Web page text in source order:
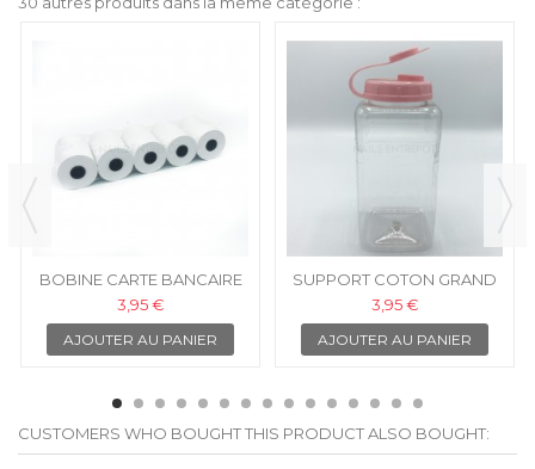
BOBINE CARTE BANCAIRE
3,95 €
AJOUTER AU PANIER
SUPPORT COTON GRAND
3,95 €
AJOUTER AU PANIER
CUSTOMERS WHO BOUGHT THIS PRODUCT ALSO BOUGHT: